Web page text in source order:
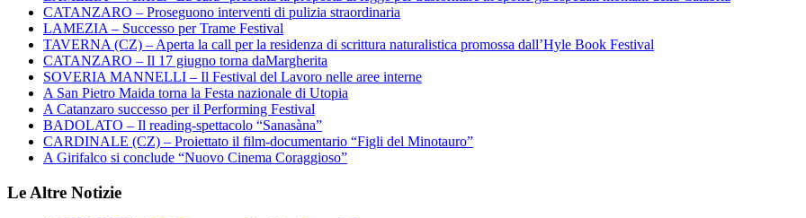
CATANZARO – Proseguono interventi di pulizia straordinaria
LAMEZIA – Successo per Trame Festival
TAVERNA (CZ) – Aperta la call per la residenza di scrittura naturalistica promossa dall’Hyle Book Festival
CATANZARO – Il 17 giugno torna daMargherita
SOVERIA MANNELLI – Il Festival del Lavoro nelle aree interne
A San Pietro Maida torna la Festa nazionale di Utopia
A Catanzaro successo per il Performing Festival
BADOLATO – Il reading-spettacolo “Sanasàna”
CARDINALE (CZ) – Proiettato il film-documentario “Figli del Minotauro”
A Girifalco si conclude “Nuovo Cinema Coraggioso”
Le Altre Notizie